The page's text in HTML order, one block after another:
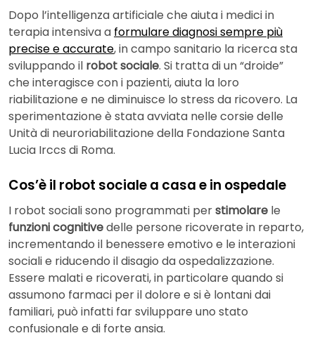
Dopo l’intelligenza artificiale che aiuta i medici in
terapia intensiva a formulare diagnosi sempre più
precise e accurate, in campo sanitario la ricerca sta
sviluppando il robot sociale. Si tratta di un “droide”
che interagisce con i pazienti, aiuta la loro
riabilitazione e ne diminuisce lo stress da ricovero. La
sperimentazione è stata avviata nelle corsie delle
Unità di neuroriabilitazione della Fondazione Santa
Lucia Irccs di Roma.
Cos’è il robot sociale a casa e in ospedale
I robot sociali sono programmati perstimolare le
funzioni cognitivedelle persone ricoverate in reparto,
incrementando il benessere emotivo e le interazioni
sociali e riducendo il disagio da ospedalizzazione.
Essere malati e ricoverati, in particolare quando si
assumono farmaci per il dolore e si è lontani dai
familiari, può infatti far sviluppare uno stato
confusionale e di forte ansia.